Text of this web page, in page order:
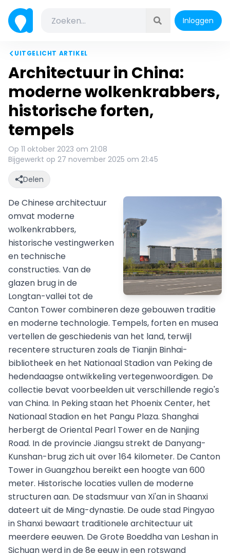
Inloggen
UITGELICHT ARTIKEL
Architectuur in China:
moderne wolkenkrabbers,
historische forten,
tempels
Op 11 oktober 2023 om 21:08
Bijgewerkt op 27 november 2025 om 21:45
Delen
De Chinese architectuur
omvat moderne
wolkenkrabbers,
historische vestingwerken
en technische
constructies. Van de
glazen brug in de
Longtan-vallei tot de
Canton Tower combineren deze gebouwen traditie
en moderne technologie. Tempels, forten en musea
vertellen de geschiedenis van het land, terwijl
recentere structuren zoals de Tianjin Binhai-
bibliotheek en het Nationaal Stadion van Peking de
hedendaagse ontwikkeling vertegenwoordigen. De
collectie bevat voorbeelden uit verschillende regio's
van China. In Peking staan het Phoenix Center, het
Nationaal Stadion en het Pangu Plaza. Shanghai
herbergt de Oriental Pearl Tower en de Nanjing
Road. In de provincie Jiangsu strekt de Danyang-
Kunshan-brug zich uit over 164 kilometer. De Canton
Tower in Guangzhou bereikt een hoogte van 600
meter. Historische locaties vullen de moderne
structuren aan. De stadsmuur van Xi'an in Shaanxi
dateert uit de Ming-dynastie. De oude stad Pingyao
in Shanxi bewaart traditionele architectuur uit
meerdere eeuwen. De Grote Boeddha van Leshan in
Sichuan werd in de 8e eeuw in een rotswand